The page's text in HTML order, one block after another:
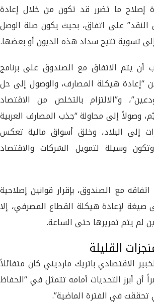
إصلاح ما تضرر قد تكون من خلال إعادة
على اتفاق، بحيث يكون صلة الوصل
تسوية تتيح سداد هذه الديون أو بعضها.
أن يتم الاتفاق مع الصندوق على برنامج
“إعادة هيكلة المصارف، والوصول إلى حل
و”الالتزام بالتخلص من الاقتصاد
وصولاً إلى محاولة “جذب المصارف العربية
إلى البلاد، وخلق أسواق مالية تعكس
وتكون وسيلة لتمويل الشركات والاقتصاد
مع الصندوق، بإقرار قوانين إصلاحية
لإعادة هيكلة القطاع المصرفي، إلا
لم يتم تمريرها حتى الساعة.
القليلة
الاقتصادي باتريك مارديني كان متفائلاً
أن أبرز التحديات أمامه تتمثل في “الحفاظ
في الفترة الماضية”.